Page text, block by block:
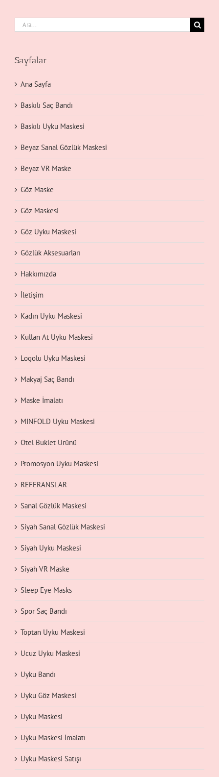
Ara:
Sayfalar
Ana Sayfa
Baskılı Saç Bandı
Baskılı Uyku Maskesi
Beyaz Sanal Gözlük Maskesi
Beyaz VR Maske
Göz Maske
Göz Maskesi
Göz Uyku Maskesi
Gözlük Aksesuarları
Hakkımızda
İletişim
Kadın Uyku Maskesi
Kullan At Uyku Maskesi
Logolu Uyku Maskesi
Makyaj Saç Bandı
Maske İmalatı
MINFOLD Uyku Maskesi
Otel Buklet Ürünü
Promosyon Uyku Maskesi
REFERANSLAR
Sanal Gözlük Maskesi
Siyah Sanal Gözlük Maskesi
Siyah Uyku Maskesi
Siyah VR Maske
Sleep Eye Masks
Spor Saç Bandı
Toptan Uyku Maskesi
Ucuz Uyku Maskesi
Uyku Bandı
Uyku Göz Maskesi
Uyku Maskesi
Uyku Maskesi İmalatı
Uyku Maskesi Satışı